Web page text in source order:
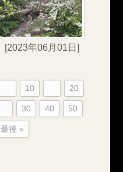
[2023年06月01日]
10 20
30 40 50
最後 »